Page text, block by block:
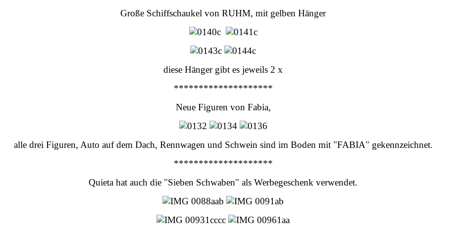
Große Schiffschaukel von RUHM, mit gelben Hänger
diese Hänger gibt es jeweils 2 x
********************
Neue Figuren von Fabia,
alle drei Figuren, Auto auf dem Dach, Rennwagen und Schwein sind im Boden mit "FABIA" gekennzeichnet.
********************
Quieta hat auch die "Sieben Schwaben" als Werbegeschenk verwendet.